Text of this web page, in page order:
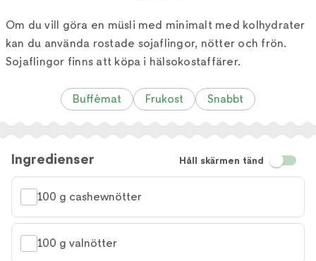
Om du vill göra en müsli med minimalt med kolhydrater
kan du använda rostade sojaflingor, nötter och frön.
Sojaflingor finns att köpa i hälsokostaffärer.
Buffémat Frukost Snabbt
Ingredienser Håll skärmen tänd
100 g cashewnötter
100 g valnötter